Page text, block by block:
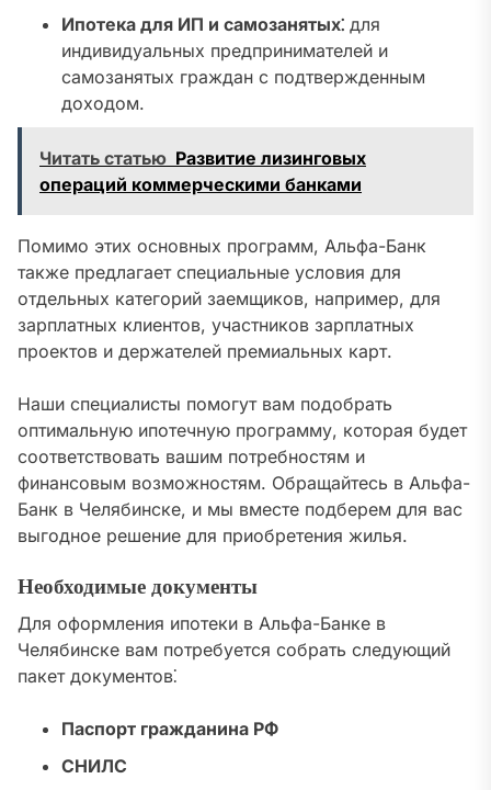
Ипотека для ИП и самозанятых⁚ для
индивидуальных предпринимателей и
самозанятых граждан с подтвержденным
доходом.
Читать статью Развитие лизинговых
операций коммерческими банками
Помимо этих основных программ, Альфа-Банк
также предлагает специальные условия для
отдельных категорий заемщиков, например, для
зарплатных клиентов, участников зарплатных
проектов и держателей премиальных карт.
Наши специалисты помогут вам подобрать
оптимальную ипотечную программу, которая будет
соответствовать вашим потребностям и
финансовым возможностям. Обращайтесь в Альфа-
Банк в Челябинске, и мы вместе подберем для вас
выгодное решение для приобретения жилья.
Необходимые документы
Для оформления ипотеки в Альфа-Банке в
Челябинске вам потребуется собрать следующий
пакет документов⁚
Паспорт гражданина РФ
СНИЛС